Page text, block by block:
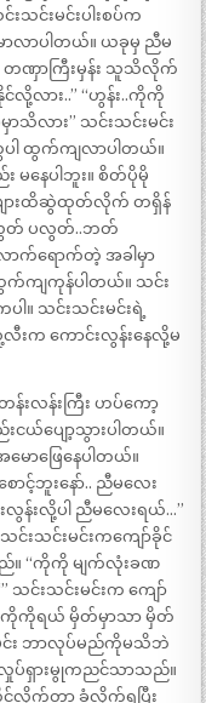
င်းမင်းပါးစပ်က
လာပါတယ်။ ယခုမှ ညီမ
တဏှာကြီးမှန်း သူသိလိုက်
လို့လား..” “ဟွန်း..ကိုကို
လား” သင်းသင်းမင်း
ါ ထွက်ကျလာပါတယ်။
မနေပါဘူး။ စိတ်ပိုမို
ားထိဆွဲထုတ်လိုက် တရှိန်
လွတ် ပလွတ်..ဘတ်
က်ရောက်တဲ့ အခါမှာ
ကျကုန်ပါတယ်။ သင်း
။ သင်းသင်းမင်းရဲ့
က ကောင်းလွန်းနေလို့မ
န်းလန်းကြီး ဟပ်ကော့
းငယ်ပျော့သွားပါတယ်။
ောဖြေနေပါတယ်။
င့်ဘူးနော်.. ညီမလေး
န်းလို့ပါ ညီမလေးရယ်…”
းသင်းမင်းကကျော်ခိုင်
။ “ကိုကို မျက်လုံးခဏ
သင်းသင်းမင်းက ကျော်
ါ့ ကိုကိုရယ် မှိတ်မှာသာ မှိတ်
မင်း ဘာလုပ်မည်ကိုမသိဘဲ
ပ်ရှားမွုကညင်သာသည်။
က်တာ ခံလိုက်ရပြီး